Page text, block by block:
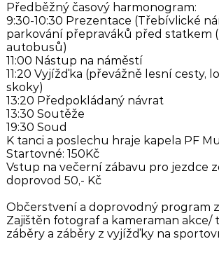
Předběžný časový harmonogram:
9:30-10:30 Prezentace (Třebívlické
parkování přepraváků před statkem
autobusů)
11:00 Nástup na náměstí
11:20 Vyjížďka (převážně lesní cesty,
skoky)
13:20 Předpokládaný návrat
13:30 Soutěže
19:30 Soud
K tanci a poslechu hraje kapela PF
Startovné: 150Kč
Vstup na večerní zábavu pro jezdce
doprovod 50,- Kč
Občerstvení a doprovodný program
Zajištěn fotograf a kameraman akce/
záběry a záběry z vyjížďky na